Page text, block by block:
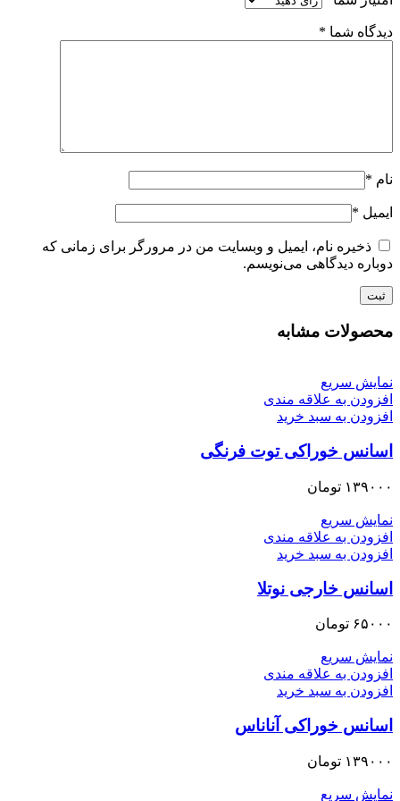
دیدگاه شما *
نام *
ایمیل *
ذخیره نام، ایمیل و وبسایت من در مرورگر برای زمانی که
دوباره دیدگاهی می‌نویسم.
محصولات مشابه
نمایش سریع
افزودن به علاقه مندی
افزودن به سبد خرید
اسانس خوراکی توت فرنگی
۱۳۹۰۰۰ تومان
نمایش سریع
افزودن به علاقه مندی
افزودن به سبد خرید
اسانس خارجی نوتلا
۶۵۰۰۰ تومان
نمایش سریع
افزودن به علاقه مندی
افزودن به سبد خرید
اسانس خوراکی آناناس
۱۳۹۰۰۰ تومان
نمایش سریع